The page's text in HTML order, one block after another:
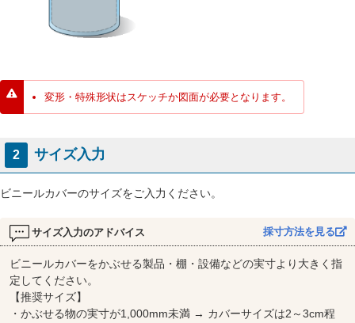
変形・特殊形状はスケッチか図面が必要となります。
2 サイズ入力
ビニールカバーのサイズをご入力ください。
サイズ入力のアドバイス 採寸方法を見る
ビニールカバーをかぶせる製品・棚・設備などの実寸より大きく指
定してください。
【推奨サイズ】
・かぶせる物の実寸が1,000mm未満 → カバーサイズは2～3cm程